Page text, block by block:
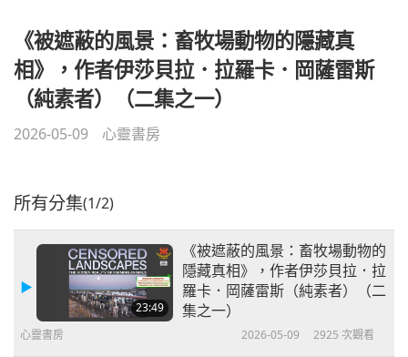
《被遮蔽的風景：畜牧場動物的隱藏真
相》，作者伊莎貝拉．拉羅卡．岡薩雷斯
（純素者）（二集之一）
2026-05-09 心靈書房
所有分集(1/2)
23:49
《被遮蔽的風景：畜牧場動物的
隱藏真相》，作者伊莎貝拉．拉
羅卡．岡薩雷斯（純素者）（二
集之一）
心靈書房 2026-05-09 2925 次觀看